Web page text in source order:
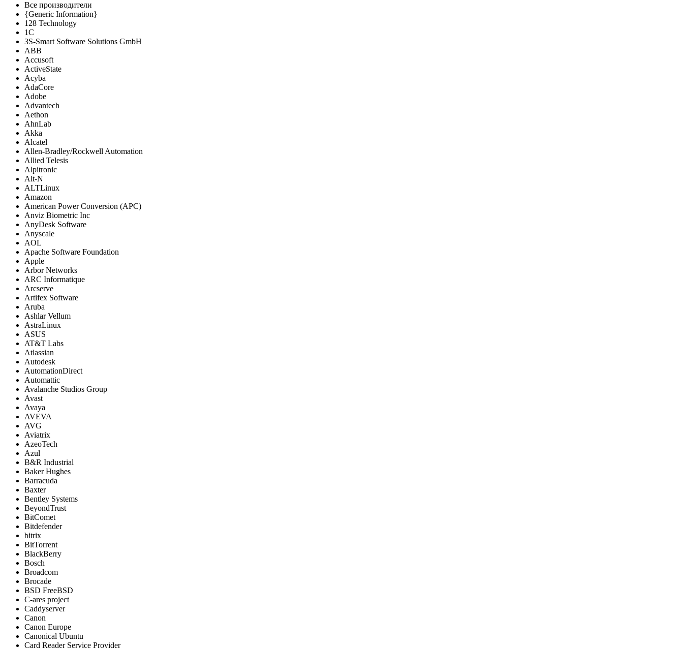
Все производители
{Generic Information}
128 Technology
1C
3S-Smart Software Solutions GmbH
ABB
Accusoft
ActiveState
Acyba
AdaCore
Adobe
Advantech
Aethon
AhnLab
Akka
Alcatel
Allen-Bradley/Rockwell Automation
Allied Telesis
Alpitronic
Alt-N
ALTLinux
Amazon
American Power Conversion (APC)
Anviz Biometric Inc
AnyDesk Software
Anyscale
AOL
Apache Software Foundation
Apple
Arbor Networks
ARC Informatique
Arcserve
Artifex Software
Aruba
Ashlar Vellum
AstraLinux
ASUS
AT&T Labs
Atlassian
Autodesk
AutomationDirect
Automattic
Avalanche Studios Group
Avast
Avaya
AVEVA
AVG
Aviatrix
AzeoTech
Azul
B&R Industrial
Baker Hughes
Barracuda
Baxter
Bentley Systems
BeyondTrust
BitComet
Bitdefender
bitrix
BitTorrent
BlackBerry
Bosch
Broadcom
Brocade
BSD FreeBSD
C-ares project
Caddyserver
Canon
Canon Europe
Canonical Ubuntu
Card Reader Service Provider